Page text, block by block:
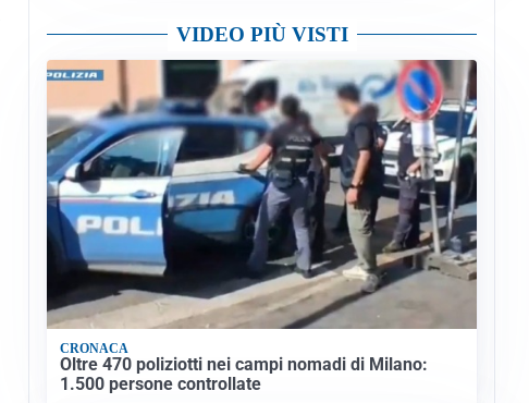
VIDEO PIÙ VISTI
CRONACA
Oltre 470 poliziotti nei campi nomadi di Milano:
1.500 persone controllate